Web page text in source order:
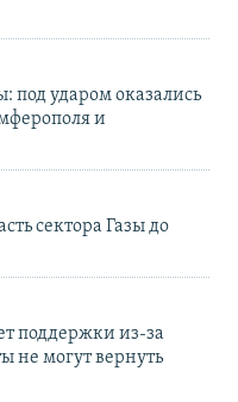
под ударом оказались
и
сектора Газы до
поддержки из-за
не могут вернуть